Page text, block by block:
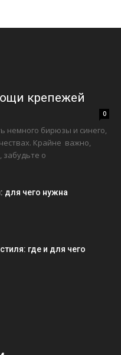
крепежей
0
немного бирюзы и синего,
Крайне важно,
о
для чего нужна
где и для чего